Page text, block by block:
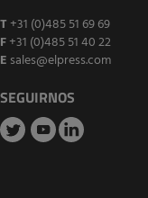
T +31 (0)485 51 69 69
F+31 (0)485 51 40 22
E sales@elpress.com
SEGUIRNOS